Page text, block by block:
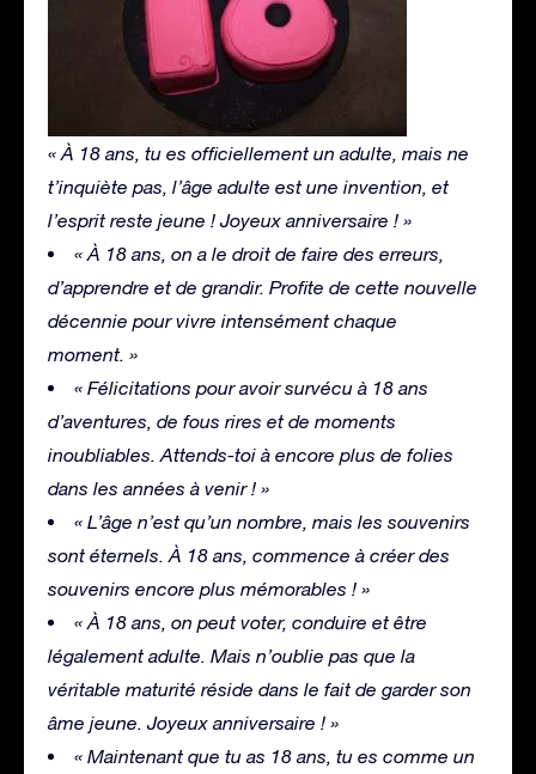
« À 18 ans, tu es officiellement un adulte, mais ne
t’inquiète pas, l’âge adulte est une invention, et
l’esprit reste jeune ! Joyeux anniversaire ! »
« À 18 ans, on a le droit de faire des erreurs,
d’apprendre et de grandir. Profite de cette nouvelle
décennie pour vivre intensément chaque
moment. »
« Félicitations pour avoir survécu à 18 ans
d’aventures, de fous rires et de moments
inoubliables. Attends-toi à encore plus de folies
dans les années à venir ! »
« L’âge n’est qu’un nombre, mais les souvenirs
sont éternels. À 18 ans, commence à créer des
souvenirs encore plus mémorables ! »
« À 18 ans, on peut voter, conduire et être
légalement adulte. Mais n’oublie pas que la
véritable maturité réside dans le fait de garder son
âme jeune. Joyeux anniversaire ! »
« Maintenant que tu as 18 ans, tu es comme un